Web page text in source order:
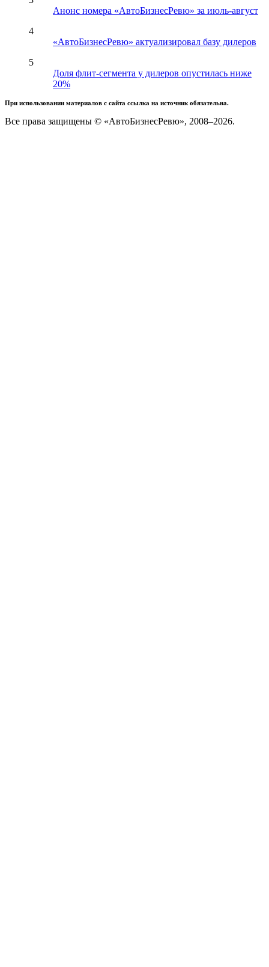
Анонс номера «АвтоБизнесРевю» за июль-август
4
«АвтоБизнесРевю» актуализировал базу дилеров
5
Доля флит-сегмента у дилеров опустилась ниже
20%
При использовании материалов с сайта ссылка на источник обязательна.
Все права защищены © «АвтоБизнесРевю», 2008–2026.